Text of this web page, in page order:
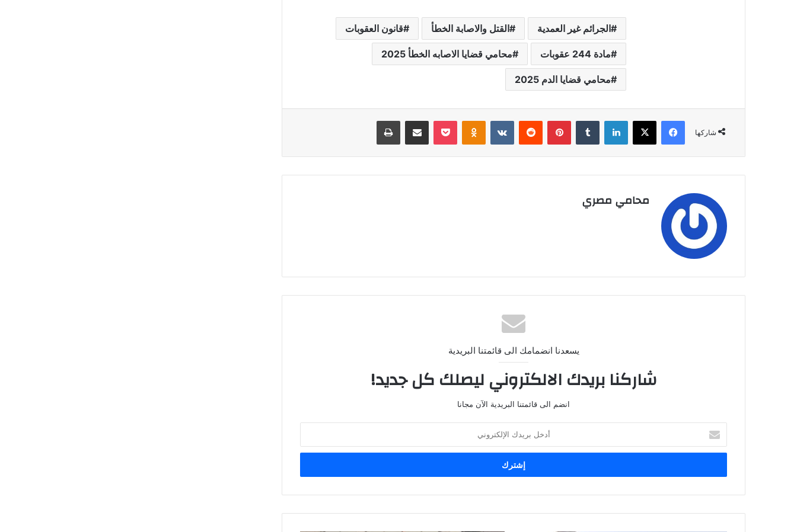
الجرائم غير العمدية القتل والاصابة الخطأ قانون العقوبات
مادة 244 عقوبات محامي قضايا الاصابه الخطأ 2025
محامي قضايا الدم 2025
شاركها
فيسبوك ‫X لينكدإن بينتيريست Odnoklassniki
‫Pocket مشاركة عبر البريد طباعة
محامي مصري
يسعدنا انضمامك الى قائمتنا البريدية
شاركنا بريدك الالكتروني ليصلك كل جديد!
انضم الى قائمتنا البريدية الآن مجانا
بريدك
الإلكتروني